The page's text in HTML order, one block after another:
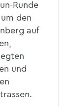
Runde
den
auf
und